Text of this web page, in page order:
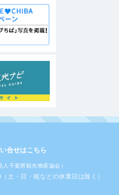
合せはこちら
千葉県観光物産協会）
・日・祝などの休業日は除く）